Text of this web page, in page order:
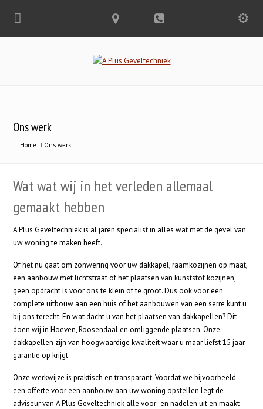
Ons werk
Home Ons werk
Wat wat wij in het verleden allemaal
gemaakt hebben
A Plus Geveltechniek is al jaren specialist in alles wat met de gevel van
uw woning te maken heeft.
Of het nu gaat om zonwering voor uw dakkapel, raamkozijnen op maat,
een aanbouw met lichtstraat of het plaatsen van kunststof kozijnen,
geen opdracht is voor ons te klein of te groot. Dus ook voor een
complete uitbouw aan een huis of het aanbouwen van een serre kunt u
bij ons terecht. En wat dacht u van het plaatsen van dakkapellen? Dit
doen wij in Hoeven, Roosendaal en omliggende plaatsen. Onze
dakkapellen zijn van hoogwaardige kwaliteit waar u maar liefst 15 jaar
garantie op krijgt.
Onze werkwijze is praktisch en transparant. Voordat we bijvoorbeeld
een offerte voor een aanbouw aan uw woning opstellen legt de
adviseur van A Plus Geveltechniek alle voor- en nadelen uit en maakt